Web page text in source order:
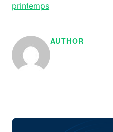
printemps
AUTHOR